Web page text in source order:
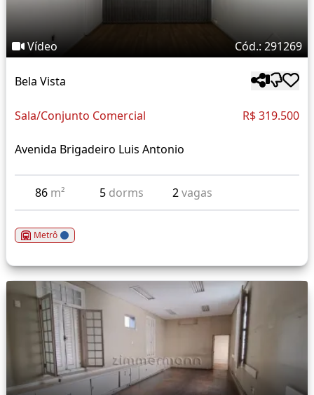
Vídeo Cód.: 291269
Bela Vista
Sala/Conjunto Comercial R$ 319.500
Avenida Brigadeiro Luis Antonio
86 m² 5 dorms 2vagas
Metrô